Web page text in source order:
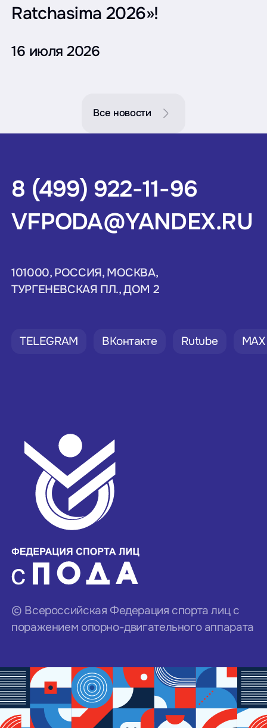
Ratchasima 2026»!
16 июля 2026
Все новости
8 (499) 922-11-96
VFPODA@YANDEX.RU
101000, РОССИЯ, МОСКВА,
ТУРГЕНЕВСКАЯ ПЛ., ДОМ 2
TELEGRAM ВКонтакте Rutube MAX
© Всероссийская Федерация спорта лиц с
поражением опорно-двигательного аппарата